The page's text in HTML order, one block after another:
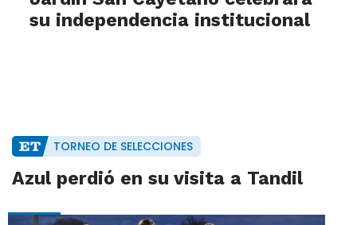
su independencia institucional
TORNEO DE SELECCIONES
Azul perdió en su visita a Tandil